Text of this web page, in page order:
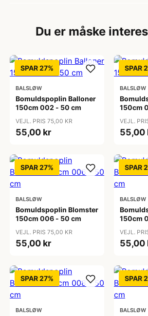
Du er måske
SPAR 27%
BALSLØW
Bomuldspoplin Balloner
150cm 002 - 50 cm
VEJL. PRIS 75,00 KR
55,00 kr
SPAR
BALSLØW
150cm
VEJL.
55,00
SPAR 27%
BALSLØW
Bomuldspoplin Blomster
150cm 006 - 50 cm
VEJL. PRIS 75,00 KR
55,00 kr
SPAR
BALSLØW
150cm
VEJL.
55,00
SPAR 27%
BALSLØW
SPAR
BALSLØW